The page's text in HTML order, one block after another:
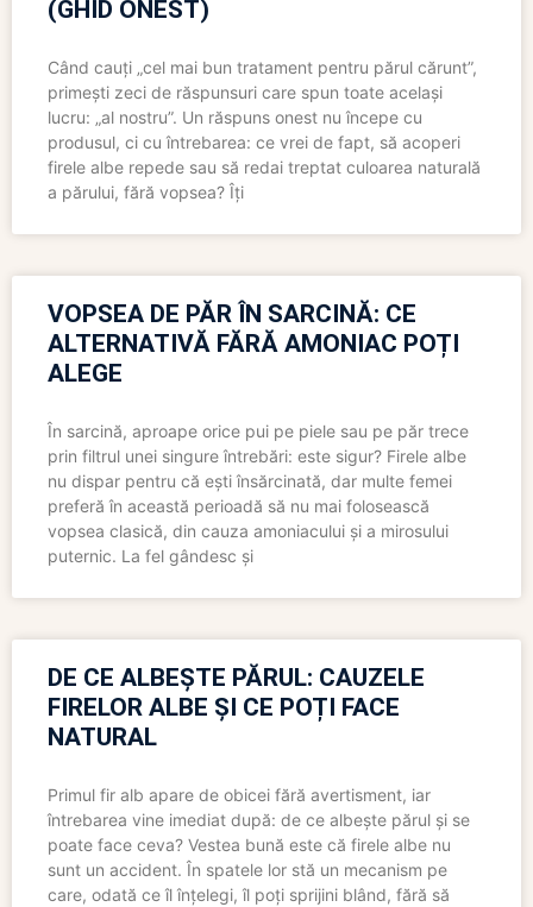
(GHID ONEST)
Când cauți „cel mai bun tratament pentru părul cărunt”,
primești zeci de răspunsuri care spun toate același
lucru: „al nostru”. Un răspuns onest nu începe cu
produsul, ci cu întrebarea: ce vrei de fapt, să acoperi
firele albe repede sau să redai treptat culoarea naturală
a părului, fără vopsea? Îți
VOPSEA DE PĂR ÎN SARCINĂ: CE
ALTERNATIVĂ FĂRĂ AMONIAC POȚI
ALEGE
În sarcină, aproape orice pui pe piele sau pe păr trece
prin filtrul unei singure întrebări: este sigur? Firele albe
nu dispar pentru că ești însărcinată, dar multe femei
preferă în această perioadă să nu mai folosească
vopsea clasică, din cauza amoniacului și a mirosului
puternic. La fel gândesc și
DE CE ALBEȘTE PĂRUL: CAUZELE
FIRELOR ALBE ȘI CE POȚI FACE
NATURAL
Primul fir alb apare de obicei fără avertisment, iar
întrebarea vine imediat după: de ce albește părul și se
poate face ceva? Vestea bună este că firele albe nu
sunt un accident. În spatele lor stă un mecanism pe
care, odată ce îl înțelegi, îl poți sprijini blând, fără să